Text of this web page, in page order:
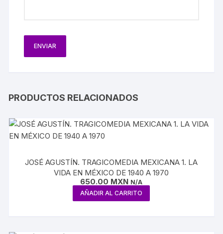
PRODUCTOS RELACIONADOS
JOSÉ AGUSTÍN. TRAGICOMEDIA MEXICANA 1. LA
VIDA EN MÉXICO DE 1940 A 1970
650.00 MXN N/A
AÑADIR AL CARRITO